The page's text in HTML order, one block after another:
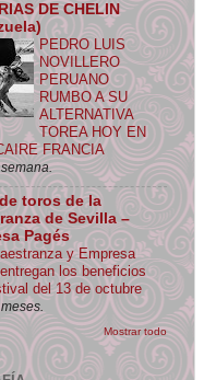
DE CHELIN
PEDRO LUIS
NOVILLERO
PERUANO
RUMBO A SU
ALTERNATIVA
TOREA HOY EN
FRANCIA
de toros de la
de Sevilla –
Pagés
y Empresa
los beneficios
del 13 de octubre
Mostrar todo